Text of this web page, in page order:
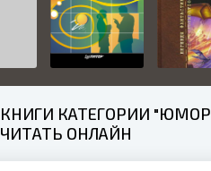
КНИГИ КАТЕГОРИИ
ЧИТАТЬ ОНЛАЙН